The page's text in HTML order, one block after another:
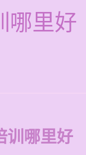
哪里好
训哪里好